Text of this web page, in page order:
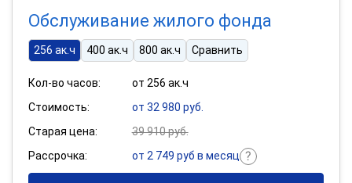
Обслуживание жилого фонда
256 ак.ч 400 ак.ч 800 ак.ч Сравнить
Кол-во часов:
от 256 ак.ч
Стоимость:
от 32 980 руб.
Старая цена:
39 910 руб.
Рассрочка:
от 2 749 руб в месяц